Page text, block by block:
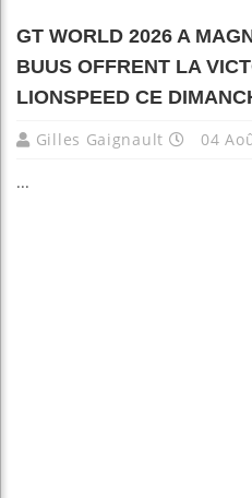
GT WORLD 2026 A
BUUS OFFRENT LA
LIONSPEED CE
Gilles Gaignault 04
...